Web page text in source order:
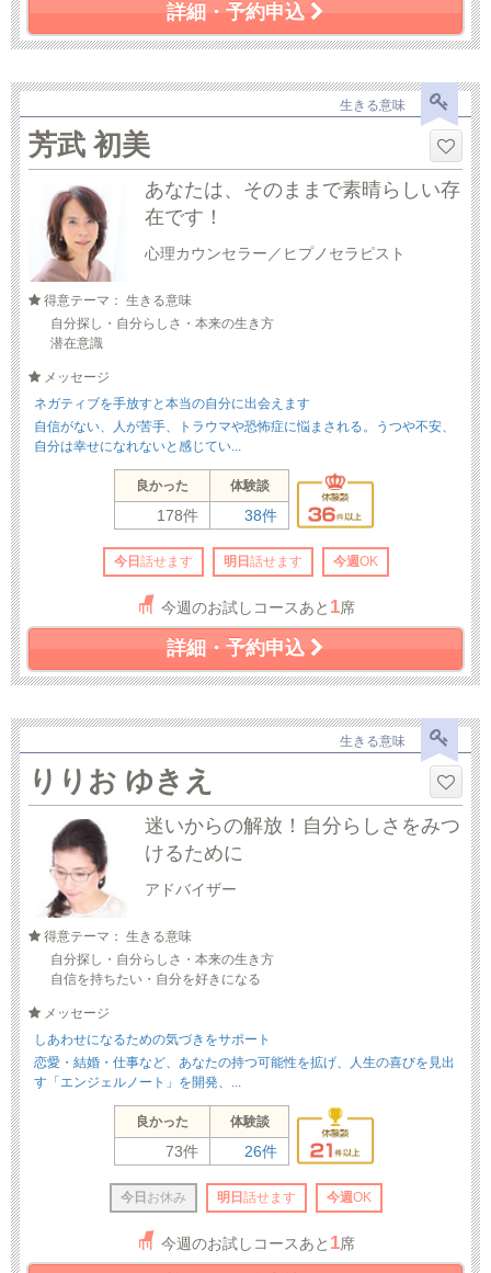
詳細・予約申込
生きる意味
芳武 初美
あなたは、そのままで素晴らしい存
在です！
心理カウンセラー／ヒプノセラピスト
得意テーマ： 生きる意味
自分探し・自分らしさ・本来の生き方
潜在意識
メッセージ
ネガティブを手放すと本当の自分に出会えます
自信がない、人が苦手、トラウマや恐怖症に悩まされる。うつや不安、
自分は幸せになれないと感じてい...
良かった 体験談
178件 38件
今日 話せます 明日 話せます 今週OK
今週のお試しコースあと 1席
詳細・予約申込
生きる意味
りりお ゆきえ
迷いからの解放！自分らしさをみつ
けるために
アドバイザー
得意テーマ： 生きる意味
自分探し・自分らしさ・本来の生き方
自信を持ちたい・自分を好きになる
メッセージ
しあわせになるための気づきをサポート
恋愛・結婚・仕事など、あなたの持つ可能性を拡げ、人生の喜びを見出
す「エンジェルノート」を開発、...
良かった 体験談
73件 26件
今日 お休み 明日 話せます 今週OK
今週のお試しコースあと 1席